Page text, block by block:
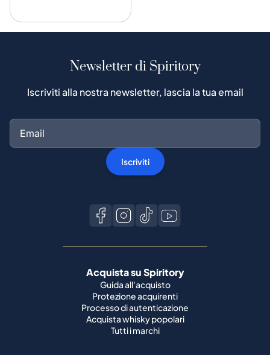
Newsletter di Spiritory
Iscriviti alla nostra newsletter, lascia la tua email
Iscriviti
Acquista su Spiritory
Guida all'acquisto
Protezione acquirenti
Processo di autenticazione
Acquista whisky popolari
Tutti i marchi